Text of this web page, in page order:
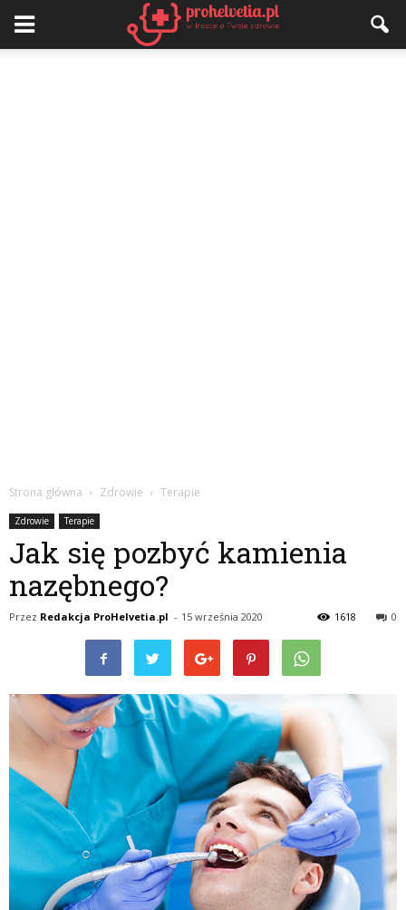
Strona główna Zdrowie Terapie
Zdrowie Terapie
Jak się pozbyć kamienia
nazębnego?
Przez Redakcja ProHelvetia.pl - 15 września 2020 0
1618